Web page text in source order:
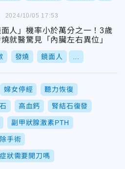
面人」機率小於萬分之一！3歲
就醫驚見「內臟左右異位」
發燒 鏡面人
2024/10/05 17:53
婦女停經 聽力恢復
高血鈣 腎結石復發
副甲狀腺激素PTH
手術
狀需要開刀嗎